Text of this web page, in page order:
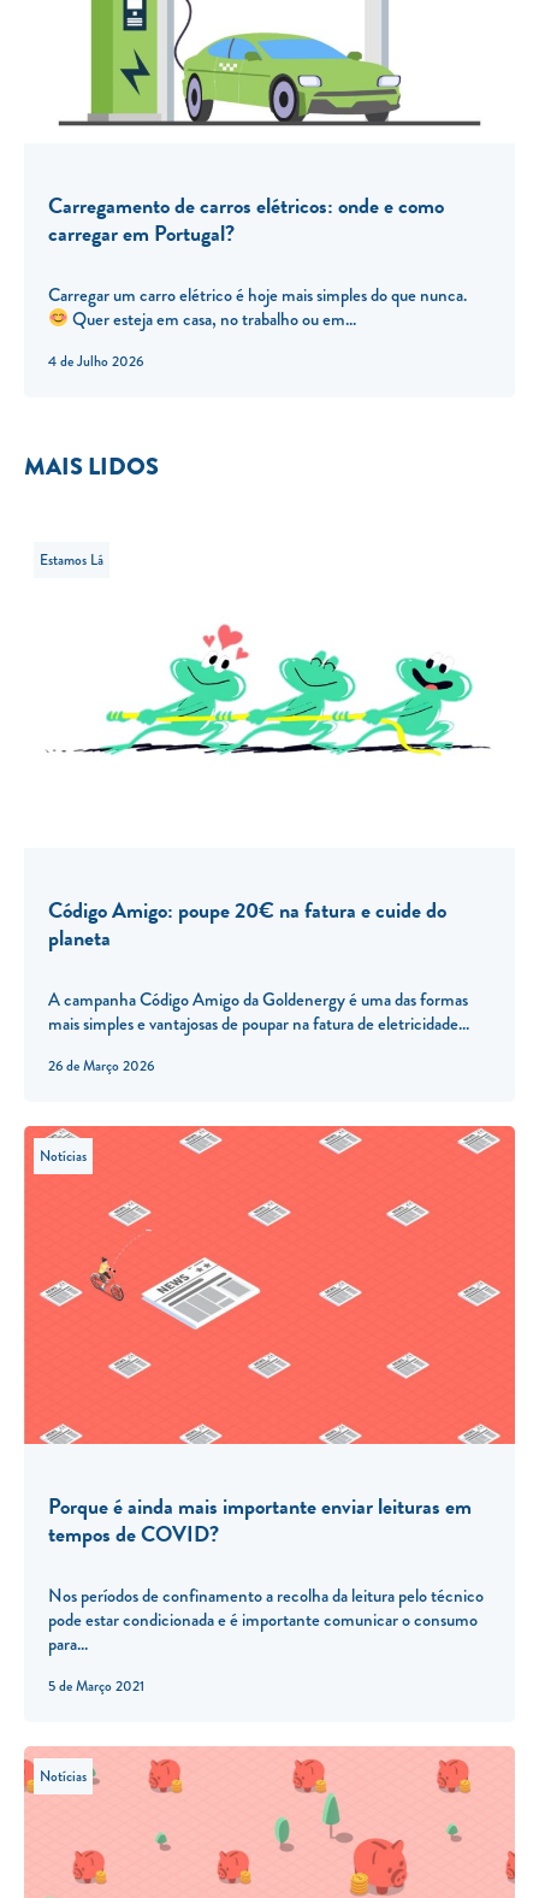
4 de Julho 2026
Carregamento de carros elétricos: onde e como
carregar em Portugal?
Carregar um carro elétrico é hoje mais simples do que nunca.
Quer esteja em casa, no trabalho ou em...
MAIS LIDOS
26 de Março 2026
Estamos Lá
Código Amigo: poupe 20€ na fatura e cuide do
planeta
A campanha Código Amigo da Goldenergy é uma das formas
mais simples e vantajosas de poupar na fatura de eletricidade...
5 de Março 2021
Notícias
Porque é ainda mais importante enviar leituras em
tempos de COVID?
Nos períodos de confinamento a recolha da leitura pelo técnico
pode estar condicionada e é importante comunicar o consumo
para...
Notícias